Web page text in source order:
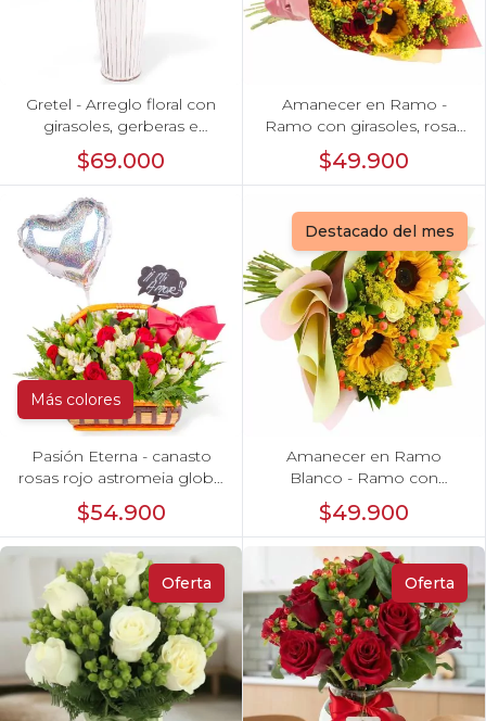
Gretel - Arreglo floral con
girasoles, gerberas e
hypericum
$69.000
Amanecer en Ramo -
Ramo con girasoles, rosas
rojo e hypericum
$49.900
Más colores
Pasión Eterna - canasto
rosas rojo astromeia globo
$54.900
Destacado del mes
Amanecer en Ramo
Blanco - Ramo con
girasoles, rosas Blanco e
hypericum
$49.900
Oferta Oferta